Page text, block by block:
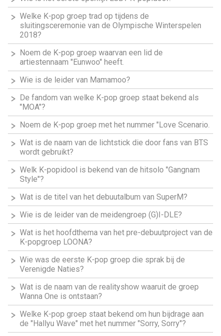
Welke K-pop groep trad op tijdens de
sluitingsceremonie van de Olympische Winterspelen
2018?
Noem de K-pop groep waarvan een lid de
artiestennaam "Eunwoo" heeft.
Wie is de leider van Mamamoo?
De fandom van welke K-pop groep staat bekend als
"MOA"?
Noem de K-pop groep met het nummer "Love Scenario.
Wat is de naam van de lichtstick die door fans van BTS
wordt gebruikt?
Welk K-popidool is bekend van de hitsolo "Gangnam
Style"?
Wat is de titel van het debuutalbum van SuperM?
Wie is de leider van de meidengroep (G)I-DLE?
Wat is het hoofdthema van het pre-debuutproject van de
K-popgroep LOONA?
Wie was de eerste K-pop groep die sprak bij de
Verenigde Naties?
Wat is de naam van de realityshow waaruit de groep
Wanna One is ontstaan?
Welke K-pop groep staat bekend om hun bijdrage aan
de "Hallyu Wave" met het nummer "Sorry, Sorry"?